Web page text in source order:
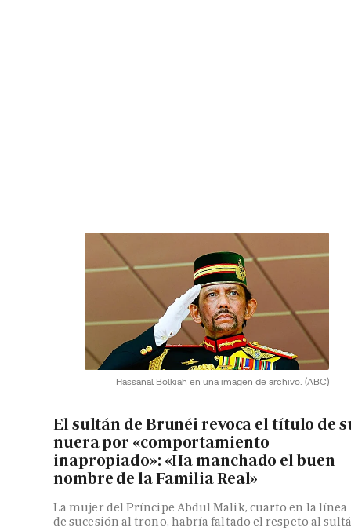
Hassanal Bolkiah en una imagen de archivo. (ABC)
El sultán de Brunéi revoca el título de
nuera por «comportamiento
inapropiado»: «Ha manchado el buen
nombre de la Familia Real»
La mujer del Príncipe Abdul Malik, cuarto en la línea
de sucesión al trono, habría faltado el respeto al